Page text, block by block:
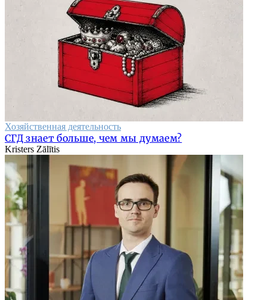
Хозяйственная деятельность
СГД знает больше, чем мы думаем?
Kristers Zālītis